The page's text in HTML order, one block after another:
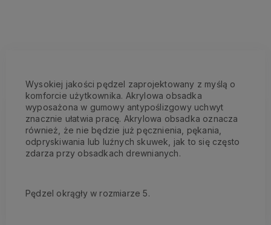
Wysokiej jakości pędzel zaprojektowany z myślą o
komforcie użytkownika. Akrylowa obsadka
wyposażona w gumowy antypoślizgowy uchwyt
znacznie ułatwia pracę. Akrylowa obsadka oznacza
również, że nie będzie już pęcznienia, pękania,
odpryskiwania lub luźnych skuwek, jak to się często
zdarza przy obsadkach drewnianych.
Pędzel okrągły w rozmiarze 5.